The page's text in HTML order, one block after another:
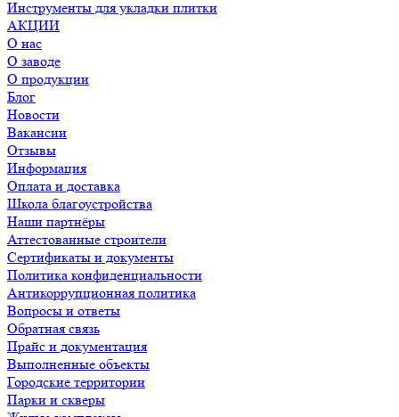
Инструменты для укладки плитки
АКЦИИ
О нас
О заводе
О продукции
Блог
Новости
Вакансии
Отзывы
Информация
Оплата и доставка
Школа благоустройства
Наши партнёры
Аттестованные строители
Сертификаты и документы
Политика конфиденциальности
Антикоррупционная политика
Вопросы и ответы
Обратная связь
Прайс и документация
Выполненные объекты
Городские территории
Парки и скверы